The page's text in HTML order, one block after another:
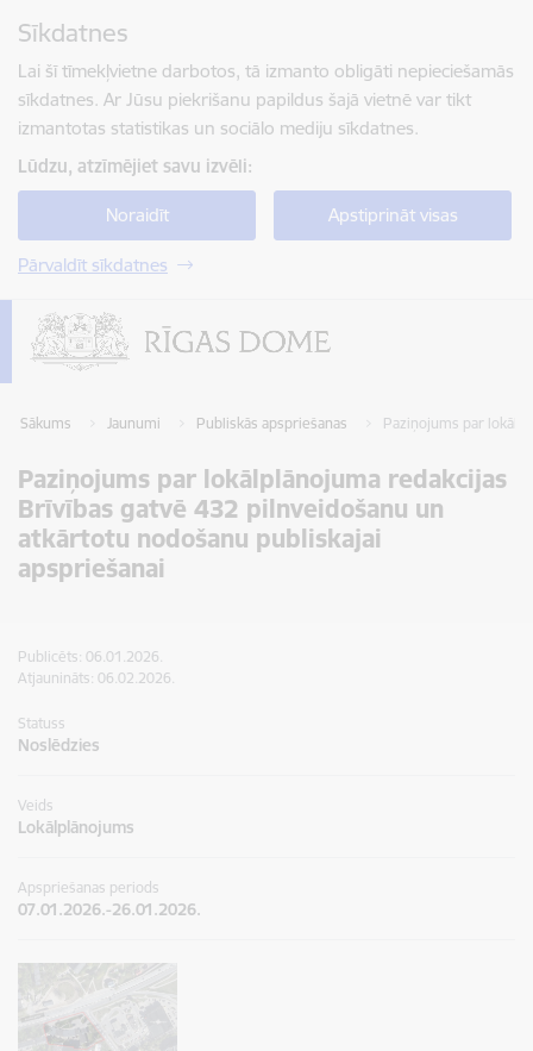
Sīkdatnes
Lai šī tīmekļvietne darbotos, tā izmanto obligāti nepieciešamās
sīkdatnes. Ar Jūsu piekrišanu papildus šajā vietnē var tikt
izmantotas statistikas un sociālo mediju sīkdatnes.
Lūdzu, atzīmējiet savu izvēli:
Noraidīt Apstiprināt visas
Pārvaldīt sīkdatnes
Sākums Jaunumi Publiskās apspriešanas Paziņojums par
Paziņojums par lokālplānojuma redakcijas
Brīvības gatvē 432 pilnveidošanu un
atkārtotu nodošanu publiskajai
apspriešanai
Publicēts: 06.01.2026.
Atjaunināts: 06.02.2026.
Statuss
Noslēdzies
Veids
Lokālplānojums
Apspriešanas periods
07.01.2026.-26.01.2026.